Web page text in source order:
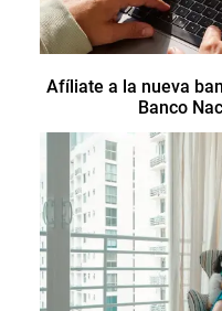
Afíliate a la nueva
Banco